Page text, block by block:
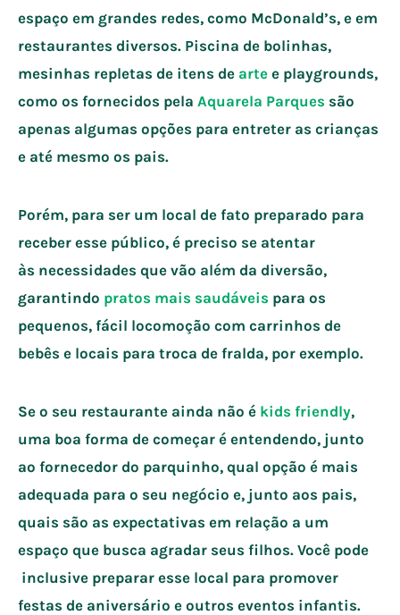
espaço em grandes redes, como McDonald’s, e em
restaurantes diversos. Piscina de bolinhas,
mesinhas repletas de itens de arte e playgrounds,
como os fornecidos pela Aquarela Parques são
apenas algumas opções para entreter as crianças
e até mesmo os pais.
Porém, para ser um local de fato preparado para
receber esse público, é preciso se atentar
às necessidades que vão além da diversão,
garantindo pratos mais saudáveis para os
pequenos, fácil locomoção com carrinhos de
bebês e locais para troca de fralda, por exemplo.
Se o seu restaurante ainda não é kids friendly,
uma boa forma de começar é entendendo, junto
ao fornecedor do parquinho, qual opção é mais
adequada para o seu negócio e, junto aos pais,
quais são as expectativas em relação a um
espaço que busca agradar seus filhos. Você pode
inclusive preparar esse local para promover
festas de aniversário e outros eventos infantis.